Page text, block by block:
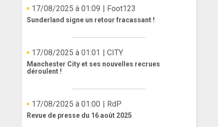
17/08/2025 à 01:09 | Foot123
Sunderland signe un retour fracassant !
17/08/2025 à 01:01 | CITY
Manchester City et ses nouvelles recrues
déroulent !
17/08/2025 à 01:00 | RdP
Revue de presse du 16 août 2025